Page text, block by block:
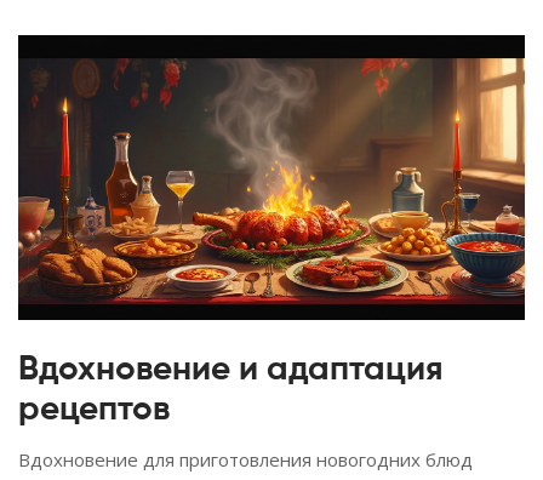
Вдохновение и адаптация
рецептов
Вдохновение для приготовления новогодних блюд